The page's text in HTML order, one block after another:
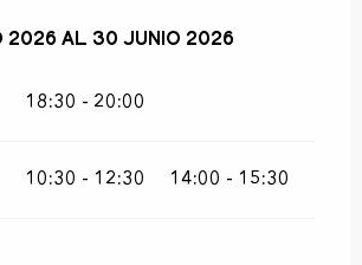
2026 al 30 junio 2026
2026 al 30 junio 2026
18:30 - 20:00
10:30 - 12:30 14:00 - 15:30